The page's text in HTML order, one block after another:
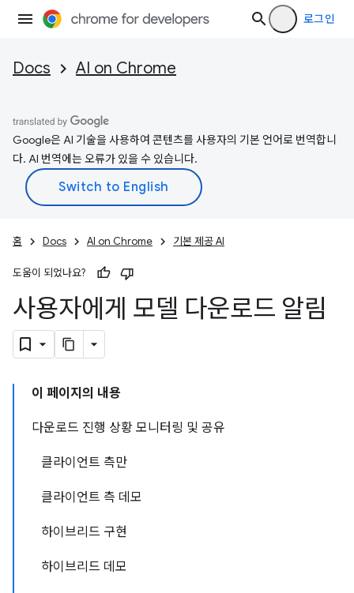
로그인
Docs AI on Chrome
Google은 AI 기술을 사용하여 콘텐츠를 사용자의 기본 언어로 번역합니
다. AI 번역에는 오류가 있을 수 있습니다.
홈 Docs AI on Chrome 기본 제공 AI
도움이 되었나요?
사용자에게 모델 다운로드 알림
이 페이지의 내용
다운로드 진행 상황 모니터링 및 공유
클라이언트 측만
클라이언트 측 데모
하이브리드 구현
하이브리드 데모